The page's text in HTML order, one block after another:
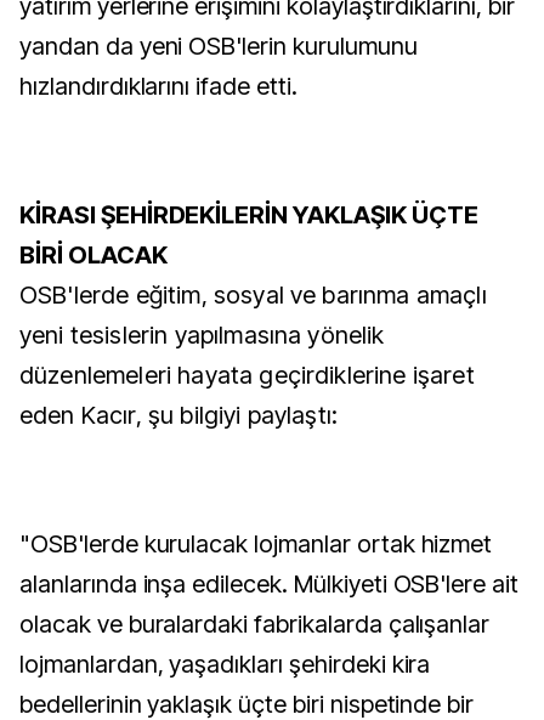
yatırım yerlerine erişimini kolaylaştırdıklarını, bir
yandan da yeni OSB'lerin kurulumunu
hızlandırdıklarını ifade etti.
KİRASI ŞEHİRDEKİLERİN YAKLAŞIK ÜÇTE
BİRİ OLACAK
OSB'lerde eğitim, sosyal ve barınma amaçlı
yeni tesislerin yapılmasına yönelik
düzenlemeleri hayata geçirdiklerine işaret
eden Kacır, şu bilgiyi paylaştı:
"OSB'lerde kurulacak lojmanlar ortak hizmet
alanlarında inşa edilecek. Mülkiyeti OSB'lere ait
olacak ve buralardaki fabrikalarda çalışanlar
lojmanlardan, yaşadıkları şehirdeki kira
bedellerinin yaklaşık üçte biri nispetinde bir